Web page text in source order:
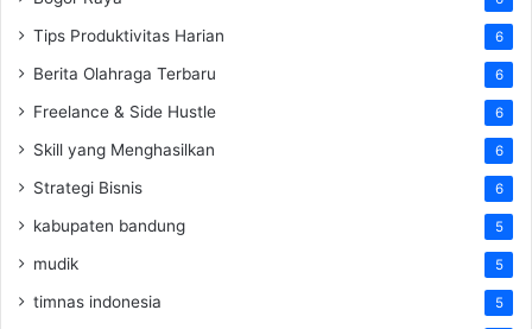
Tips Produktivitas Harian 6
Berita Olahraga Terbaru 6
Freelance & Side Hustle 6
Skill yang Menghasilkan 6
Strategi Bisnis 6
kabupaten bandung 5
mudik 5
timnas indonesia 5